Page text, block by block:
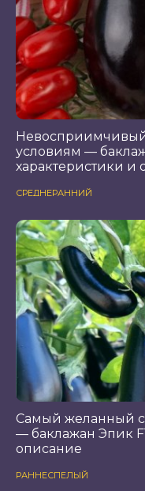
условиям —
характеристики и
СРЕДНЕРАННИЙ
Самый желанный
— баклажан Эпик
описание
РАННЕСПЕЛЫЙ